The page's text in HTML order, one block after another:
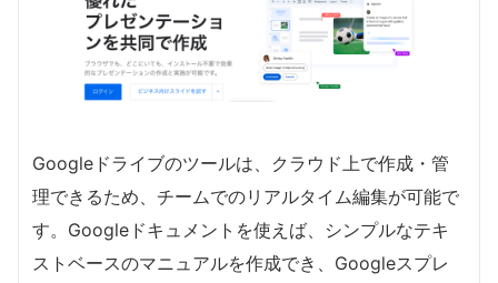
Googleドライブのツールは、クラウド上で作成・管
理できるため、チームでのリアルタイム編集が可能で
す。Googleドキュメントを使えば、シンプルなテキ
ストベースのマニュアルを作成でき、Googleスプレ